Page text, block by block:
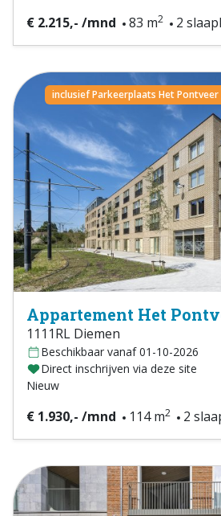
€ 2.215,- /mnd 83 m2 2
inclusief Parkeerplaats Het Pontveer
Appartement Het
1111RL Diemen
Beschikbaar vanaf 01-10-2026
Direct inschrijven via deze site
Nieuw
€ 1.930,- /mnd 114 m2 2